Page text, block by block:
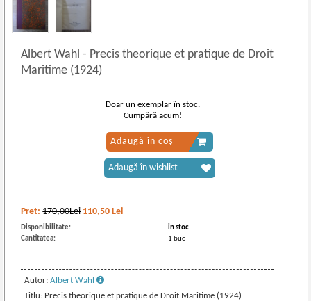
Albert Wahl- Precis theorique et pratique de Droit
Maritime (1924)
Pret:170,00Lei 110,50 Lei
Disponibilitate:
in stoc
Cantitatea:
1 buc
Autor:Albert Wahl
Titlu: Precis theorique et pratique de Droit Maritime (1924)
Doar un exemplar în stoc.
Cumpără acum!
Adaugă în coș
Adaugă în wishlist